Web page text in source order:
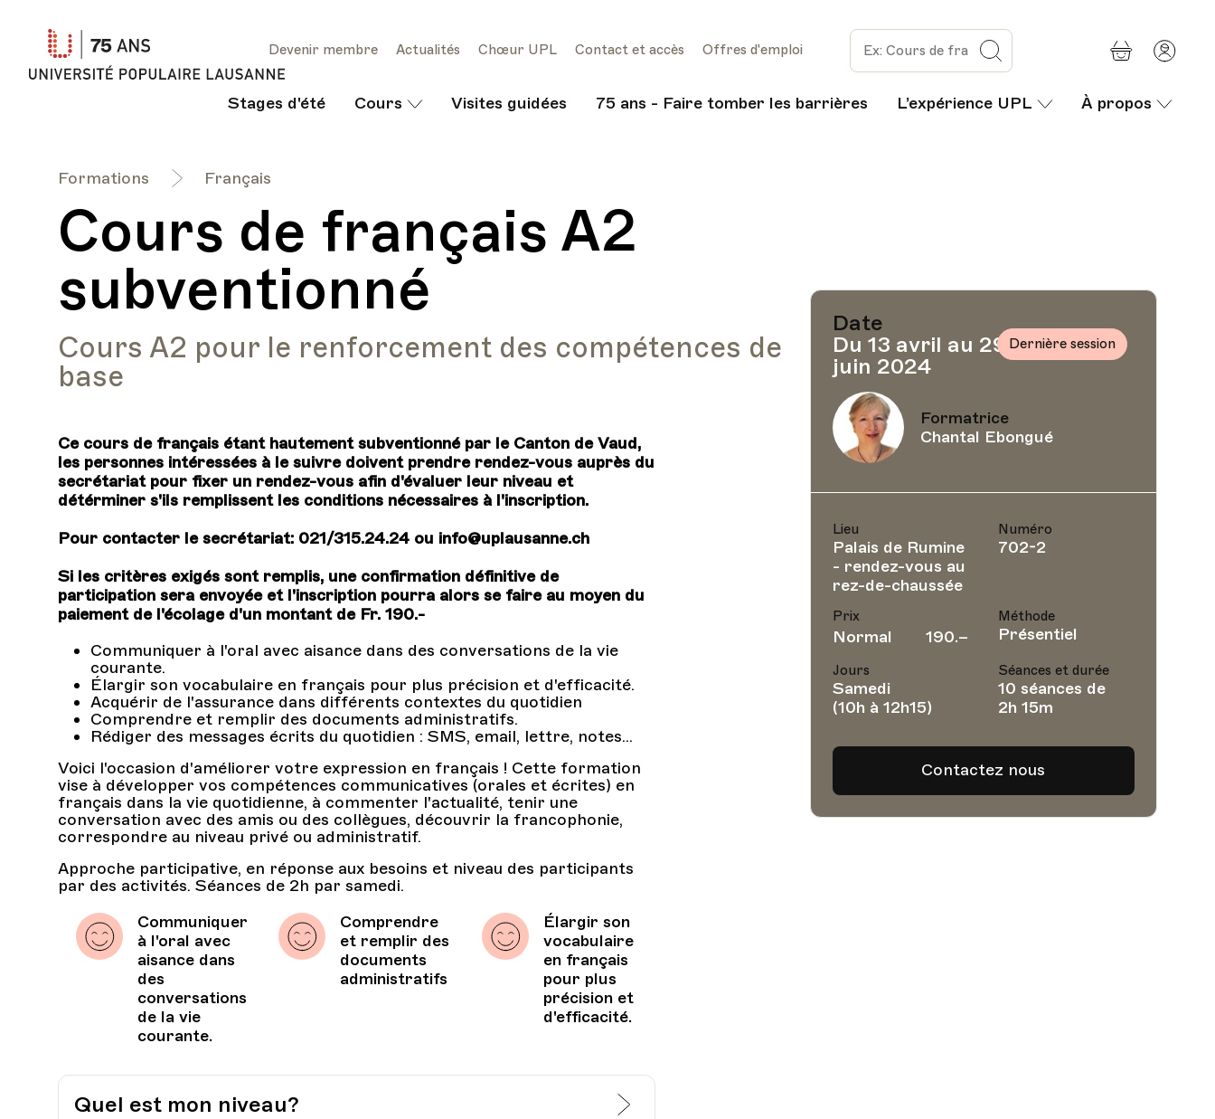
Université
Lausanne
Formations Français
Cours de français A2
subventionné
Cours A2 pour le renforcement des compétences de
base
Ce cours de français étant hautement subventionné par le Canton de Vaud,
les personnes intéressées à le suivre doivent prendre rendez-vous auprès du
secrétariat pour fixer un rendez-vous afin d'évaluer leur niveau et
détérminer s'ils remplissent les conditions nécessaires à l'inscription.
Pour contacter le secrétariat: 021/315.24.24 ou info@uplausanne.ch
Si les critères exigés sont remplis, une confirmation définitive de
participation sera envoyée et l'inscription pourra alors se faire au moyen du
paiement de l'écolage d'un montant de Fr. 190.-
Communiquer à l'oral avec aisance dans des conversations de la vie
courante.
Élargir son vocabulaire en français pour plus précision et d'efficacité.
Acquérir de l'assurance dans différents contextes du quotidien
Comprendre et remplir des documents administratifs.
Rédiger des messages écrits du quotidien : SMS, email, lettre, notes...
Voici l'occasion d'améliorer votre expression en français ! Cette formation
vise à développer vos compétences communicatives (orales et écrites) en
français dans la vie quotidienne, à commenter l'actualité, tenir une
conversation avec des amis ou des collègues, découvrir la francophonie,
correspondre au niveau privé ou administratif.
Approche participative, en réponse aux besoins et niveau des participants
par des activités. Séances de 2h par samedi.
Communiquer
à l'oral avec
aisance dans
des
conversations
de la vie
courante.
Comprendre
et remplir des
documents
administratifs
Élargir son
vocabulaire
en français
pour plus
précision et
d'efficacité.
Date
Du 13 avril au 29
juin 2024
Dernière session
Formatrice
Chantal Ebongué
Lieu
Palais de Rumine
- rendez-vous au
rez-de-chaussée
Numéro
702-2
Prix
Normal 190.–
Méthode
Présentiel
Jours
Samedi
(10h à 12h15)
Séances et durée
10 séances de
2h 15m
Contactez nous
Quel est mon niveau?
Panier
Stages d'été Cours Visites guidées 75 ans - Faire tomber les barrières L’expérience UPL À propos
Devenir membre Actualités Chœur UPL Contact et accès Offres d'emploi